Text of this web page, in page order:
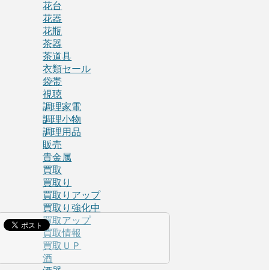
花台
花器
花瓶
茶器
茶道具
衣類セール
袋帯
視聴
調理家電
調理小物
調理用品
販売
貴金属
買取
買取り
買取りアップ
買取り強化中
買取アップ
買取情報
買取ＵＰ
酒